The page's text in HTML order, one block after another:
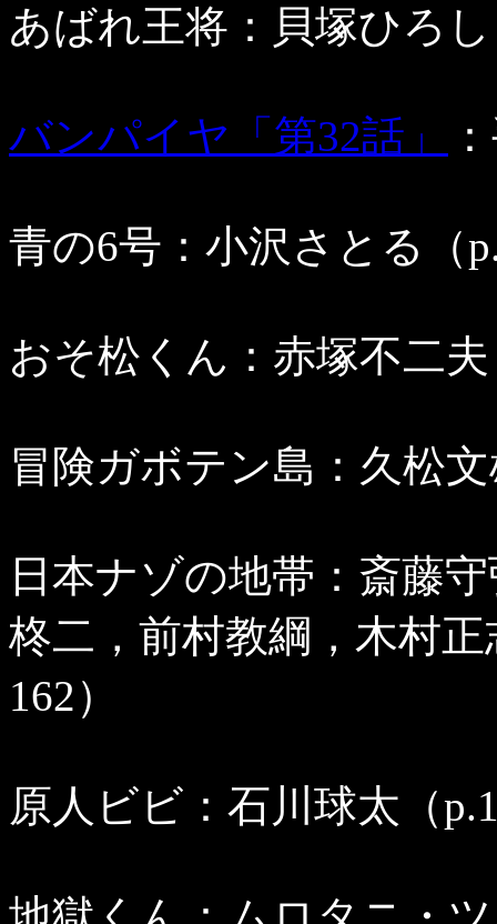
あばれ王将：貝塚ひろ
バンパイヤ「第32話」
青の6号：小沢さとる（
おそ松くん：赤塚不二夫
冒険ガボテン島：久松
日本ナゾの地帯：斎藤
柊二，前村教綱，木村
162）
原人ビビ：石川球太（